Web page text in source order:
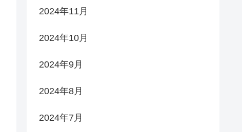
2024年11月
2024年10月
2024年9月
2024年8月
2024年7月